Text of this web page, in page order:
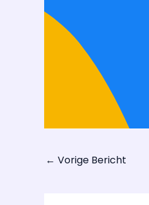
← Vorige Bericht